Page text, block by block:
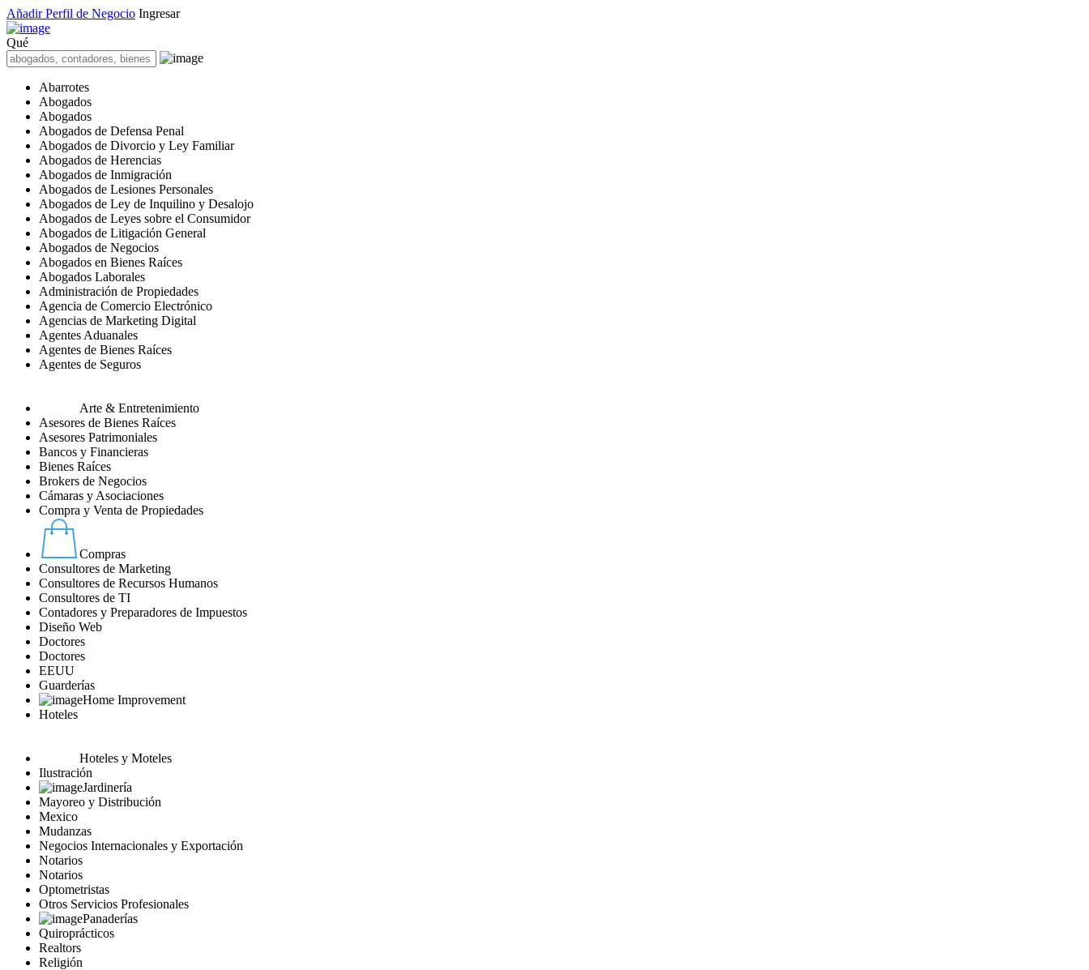
Añadir Perfil de Negocio Ingresar
Qué
Abarrotes
Abogados
Abogados
Abogados de Defensa Penal
Abogados de Divorcio y Ley Familiar
Abogados de Herencias
Abogados de Inmigración
Abogados de Lesiones Personales
Abogados de Ley de Inquilino y Desalojo
Abogados de Leyes sobre el Consumidor
Abogados de Litigación General
Abogados de Negocios
Abogados en Bienes Raíces
Abogados Laborales
Administración de Propiedades
Agencia de Comercio Electrónico
Agencias de Marketing Digital
Agentes Aduanales
Agentes de Bienes Raíces
Agentes de Seguros
Arte & Entretenimiento
Asesores de Bienes Raíces
Asesores Patrimoniales
Bancos y Financieras
Bienes Raíces
Brokers de Negocios
Cámaras y Asociaciones
Compra y Venta de Propiedades
Compras
Consultores de Marketing
Consultores de Recursos Humanos
Consultores de TI
Contadores y Preparadores de Impuestos
Diseño Web
Doctores
Doctores
EEUU
Guarderías
Home Improvement
Hoteles
Hoteles y Moteles
Ilustración
Jardinería
Mayoreo y Distribución
Mexico
Mudanzas
Negocios Internacionales y Exportación
Notarios
Notarios
Optometristas
Otros Servicios Profesionales
Panaderías
Quiroprácticos
Realtors
Religión